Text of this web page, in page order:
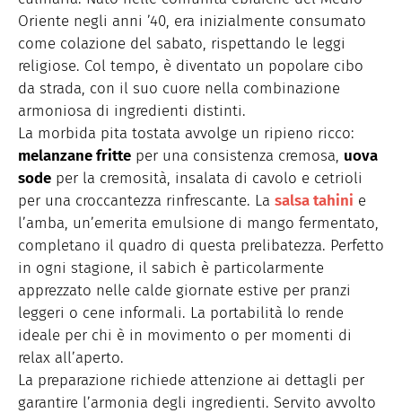
Oriente negli anni ’40, era inizialmente consumato
come colazione del sabato, rispettando le leggi
religiose. Col tempo, è diventato un popolare cibo
da strada, con il suo cuore nella combinazione
armoniosa di ingredienti distinti.
La morbida pita tostata avvolge un ripieno ricco:
melanzane fritte per una consistenza cremosa, uova
sode per la cremosità, insalata di cavolo e cetrioli
per una croccantezza rinfrescante. La salsa tahini e
l’amba, un’emerita emulsione di mango fermentato,
completano il quadro di questa prelibatezza. Perfetto
in ogni stagione, il sabich è particolarmente
apprezzato nelle calde giornate estive per pranzi
leggeri o cene informali. La portabilità lo rende
ideale per chi è in movimento o per momenti di
relax all’aperto.
La preparazione richiede attenzione ai dettagli per
garantire l’armonia degli ingredienti. Servito avvolto